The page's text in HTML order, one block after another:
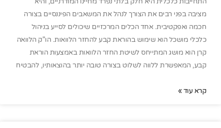
מציבה בפני רבים את הצורך לנהל את המשאבים הפיננסיים בצורה
חכמה ואפקטיבית. אחד הכלים המרכזיים שיכולים לסייע בניהול
כלכלי מושכל הוא שימוש בהוראת קבע להחזר הלוואות. הו"ק הלוואה
קרן הוא מושג המתייחס לשיטת החזר הלוואות באמצעות הוראת
קבע, המאפשרת ללווה לשלוט בצורה טובה יותר בהוצאותיו, להבטיח
קרא עוד »